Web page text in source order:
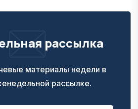
рассылка
материалы недели в
рассылке.